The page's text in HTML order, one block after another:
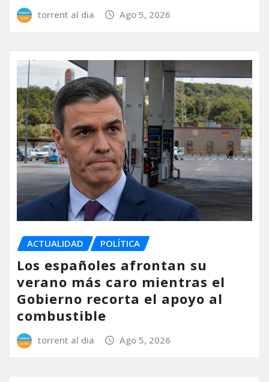
torrent al dia Ago 5, 2026
ACTUALIDAD POLÍTICA
Los españoles afrontan su
verano más caro mientras el
Gobierno recorta el apoyo al
combustible
torrent al dia Ago 5, 2026